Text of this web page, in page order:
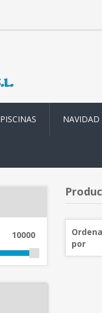
PISCINAS NAVIDAD
por
10000